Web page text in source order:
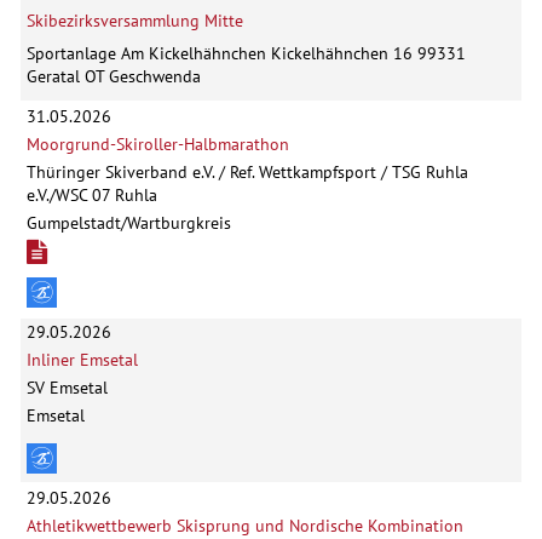
Skibezirksversammlung Mitte
Sportanlage Am Kickelhähnchen Kickelhähnchen 16 99331
Geratal OT Geschwenda
31.05.2026
Moorgrund-Skiroller-Halbmarathon
Thüringer Skiverband e.V. / Ref. Wettkampfsport / TSG Ruhla
e.V./WSC 07 Ruhla
Gumpelstadt/Wartburgkreis
29.05.2026
Inliner Emsetal
SV Emsetal
Emsetal
29.05.2026
Athletikwettbewerb Skisprung und Nordische Kombination